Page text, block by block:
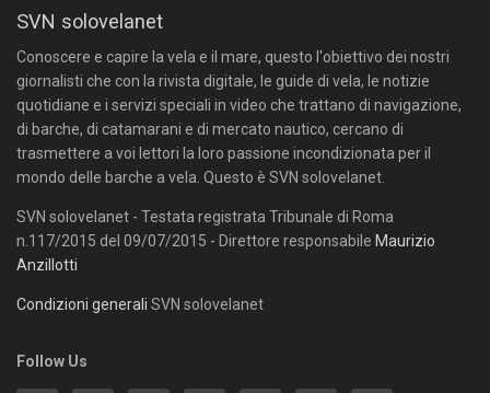
SVN solovelanet
Conoscere e capire la vela e il mare, questo l'obiettivo dei nostri
giornalisti che con la rivista digitale, le guide di vela, le notizie
quotidiane e i servizi speciali in video che trattano di navigazione,
di barche, di catamarani e di mercato nautico, cercano di
trasmettere a voi lettori la loro passione incondizionata per il
mondo delle barche a vela. Questo è SVN solovelanet.
SVN solovelanet - Testata registrata Tribunale di Roma
n.117/2015 del 09/07/2015 - Direttore responsabile Maurizio
Anzillotti
Condizioni generali SVN solovelanet
Follow Us